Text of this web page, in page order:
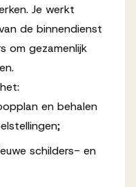
Je werkt
de binnendienst
om gezamenlijk
en behalen
schilders- en